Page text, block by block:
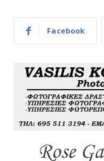
Facebook